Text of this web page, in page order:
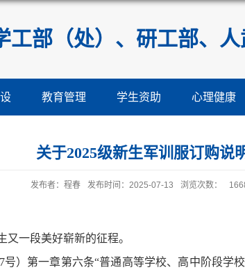
工部（处）、研工部、人
教育管理 学生资助 心理健康
关于2025级新生军训服订购说
发布者：程春 发布时间：2025-07-13 浏览次数：
一段美好崭新的征程。
）第一章第六条“普通高等学校、高中阶段